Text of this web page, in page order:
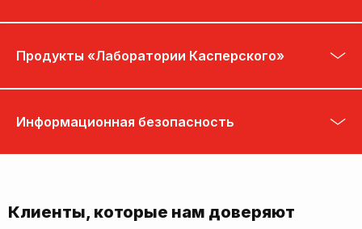
Продукты «Лаборатории Касперского»
Информационная безопасность
Клиенты, которые нам доверяют